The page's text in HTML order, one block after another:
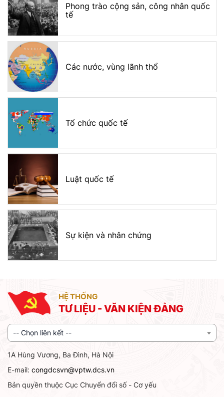
Phong trào cộng sản, công nhân quốc
tế
Các nước, vùng lãnh thổ
Tổ chức quốc tế
Luật quốc tế
Sự kiện và nhân chứng
HỆ THỐNG
TƯ LIỆU - VĂN KIỆN ĐẢNG
-- Chọn liên kết --
1A Hùng Vương, Ba Đình, Hà Nội
E-mail: congdcsvn@vptw.dcs.vn
Bản quyền thuộc Cục Chuyển đổi số - Cơ yếu